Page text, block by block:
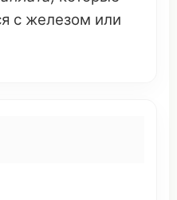
с железом или